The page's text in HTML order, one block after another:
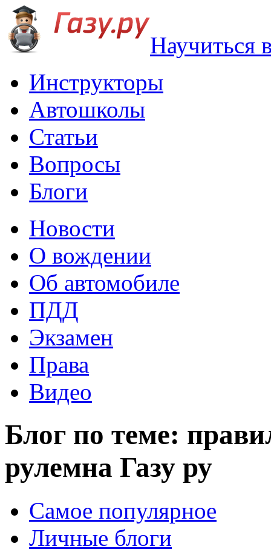
Научиться
Инструкторы
Автошколы
Статьи
Вопросы
Блоги
Новости
О вождении
Об автомобиле
ПДД
Экзамен
Права
Видео
Блог по теме:
рулемна Газу ру
Самое популярное
Личные блоги